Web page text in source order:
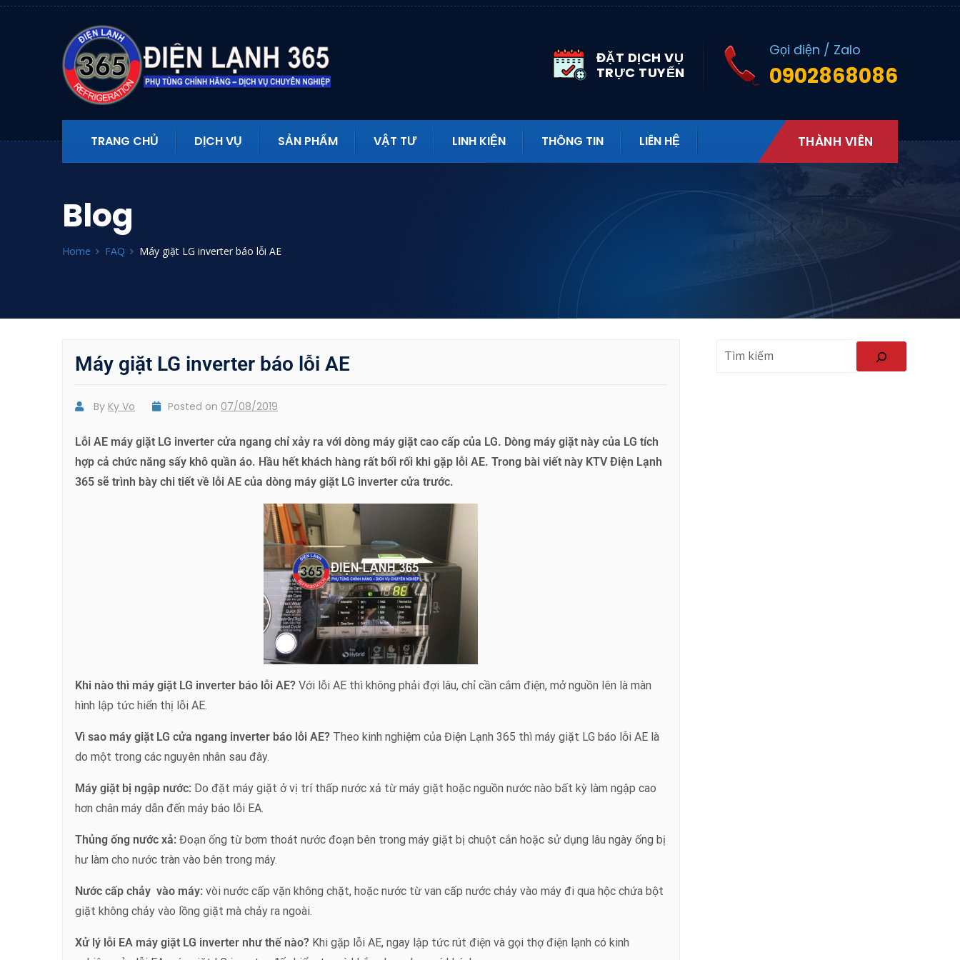
ĐẶT DỊCH VỤ
TRỰC TUYẾN
Gọi điện / Zalo
0902868086
TRANG CHỦ DỊCH VỤ SẢN PHẨM VẬT TƯ LINH KIỆN THÔNG TIN LIÊN HỆ THÀNH VIÊN
Blog
Home FAQ Máy giặt LG inverter báo lỗi AE
Máy giặt LG inverter báo lỗi AE
By Ky Vo Posted on 07/08/2019
Lỗi AE máy giặt LG inverter cửa ngang chỉ xảy ra với dòng máy giặt cao cấp của LG. Dòng máy giặt này của LG tích
hợp cả chức năng sấy khô quần áo. Hầu hết khách hàng rất bối rối khi gặp lỗi AE. Trong bài viết này KTV Điện Lạnh
365 sẽ trình bày chi tiết về lỗi AE của dòng máy giặt LG inverter cửa trước.
Khi nào thì máy giặt LG inverter báo lỗi AE? Với lỗi AE thì không phải đợi lâu, chỉ cần cắm điện, mở nguồn lên là màn
hình lập tức hiển thị lỗi AE.
Vì sao máy giặt LG cửa ngang inverter báo lỗi AE? Theo kinh nghiệm của Điện Lạnh 365 thì máy giặt LG báo lỗi AE là
do một trong các nguyên nhân sau đây.
Máy giặt bị ngập nước: Do đặt máy giặt ở vị trí thấp nước xả từ máy giặt hoặc nguồn nước nào bất kỳ làm ngập cao
hơn chân máy dẫn đến máy báo lỗi EA.
Thủng ống nước xả: Đoạn ống từ bơm thoát nước đoạn bên trong máy giặt bị chuột cắn hoặc sử dụng lâu ngày ống bị
hư làm cho nước tràn vào bên trong máy.
Nước cấp chảy vào máy: vòi nước cấp vặn không chặt, hoặc nước từ van cấp nước chảy vào máy đi qua hộc chứa bột
giặt không chảy vào lồng giặt mà chảy ra ngoài.
Xử lý lỗi EA máy giặt LG inverter như thế nào? Khi gặp lỗi AE, ngay lập tức rút điện và gọi thợ điện lạnh có kinh